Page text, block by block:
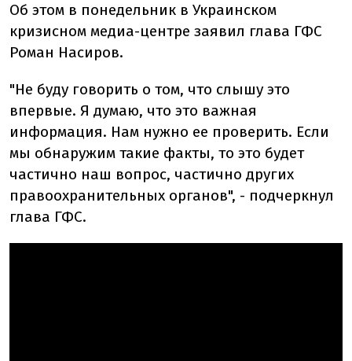
Об этом в понедельник в Украинском
кризисном медиа-центре заявил глава ГФС
Роман Насиров.
"Не буду говорить о том, что слышу это
впервые. Я думаю, что это важная
информация. Нам нужно ее проверить. Если
мы обнаружим такие факты, то это будет
частично наш вопрос, частично других
правоохранительных органов", - подчеркнул
глава ГФС.